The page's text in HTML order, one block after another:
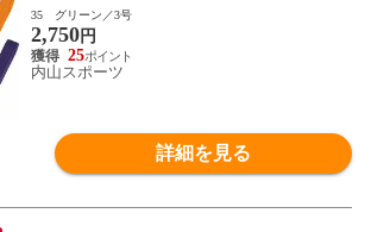
継続モデル【22JV9A18 帯 柔道 空手 空手
道 刺繍加工不可】【翌日配達対象】[自社]
35 グリーン／3号
2,750円
25
内山スポーツ
詳細を見る